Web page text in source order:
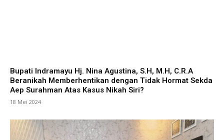
Bupati Indramayu Hj. Nina Agustina, S.H, M.H, C.R.A
Beranikah Memberhentikan dengan Tidak Hormat Sekda
Aep Surahman Atas Kasus Nikah Siri?
18 Mei 2024